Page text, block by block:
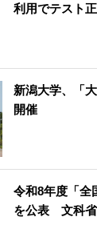
利用でテスト
新潟大学、「
開催
令和8年度「全
を公表 文科省